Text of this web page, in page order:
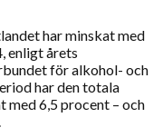
har minskat med
enligt årets
för alkohol- och
har den totala
med 6,5 procent – och